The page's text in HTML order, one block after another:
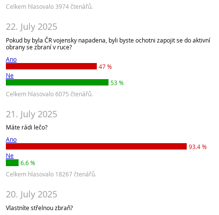
Celkem hlasovalo 3974 čtenářů.
22. July 2025
Pokud by byla ČR vojensky napadena, byli byste ochotni zapojit se do aktivní
obrany se zbraní v ruce?
Ano
47 %
Ne
53 %
Celkem hlasovalo 6075 čtenářů.
21. July 2025
Máte rádi lečo?
Ano
93.4 %
Ne
6.6 %
Celkem hlasovalo 18267 čtenářů.
20. July 2025
Vlastníte střelnou zbraň?